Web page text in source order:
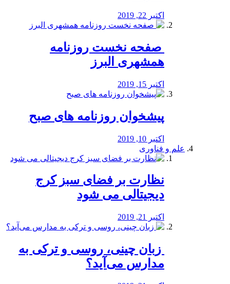
اکتبر 22, 2019
️ صفحه نخست روزنامه‌
همشهری البرز
اکتبر 15, 2019
پیشخوان روزنامه های صبح
اکتبر 10, 2019
علم و فناوری
نظارت بر فضای سبز کرج
دیجیتالی می شود
اکتبر 21, 2019
️ زبان چینی، روسی و ترکی به
مدارس می‌آید؟